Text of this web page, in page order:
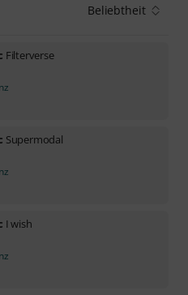
Beliebtheit
Filterverse
Supermodal
I wish